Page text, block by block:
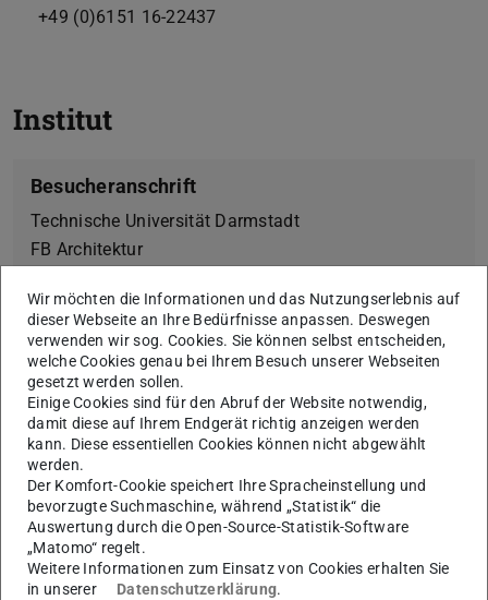
+49 (0)6151 16-22437
Institut
Besucheranschrift
Technische Universität Darmstadt
FB Architektur
El-Lissitzky-Str. 1
64287 Darmstadt
Postanschrift
Technische Universität Darmstadt
FB Architektur
FG Entwerfen und Städtebau
El-Lissitzky-Str. 1
Postfach 10 06 36
Wir möchten die Informationen und das Nutzungserlebnis auf
dieser Webseite an Ihre Bedürfnisse anpassen. Deswegen
verwenden wir sog. Cookies. Sie können selbst entscheiden,
welche Cookies genau bei Ihrem Besuch unserer Webseiten
gesetzt werden sollen.
Einige Cookies sind für den Abruf der Website notwendig,
damit diese auf Ihrem Endgerät richtig anzeigen werden
kann. Diese essentiellen Cookies können nicht abgewählt
werden.
Der Komfort-Cookie speichert Ihre Spracheinstellung und
bevorzugte Suchmaschine, während „Statistik“ die
Auswertung durch die Open-Source-Statistik-Software
„Matomo“ regelt.
Weitere Informationen zum Einsatz von Cookies erhalten Sie
in unserer
Datenschutzerklärung.